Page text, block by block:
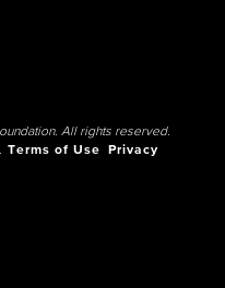
All rights reserved.
Terms of Use
Privacy